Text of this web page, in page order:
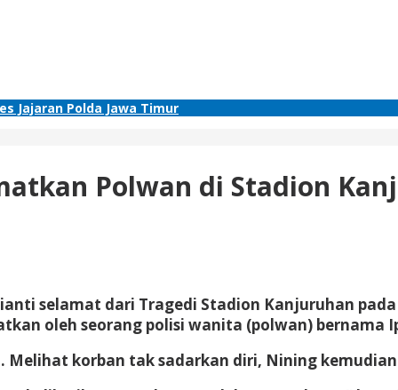
Jajaran Polda Jawa Timur
Polwan di Stadion
selamat dari Tragedi Stadion Kanjuruhan
oleh seorang polisi wanita (polwan) bernama
korban tak sadarkan diri, Nining